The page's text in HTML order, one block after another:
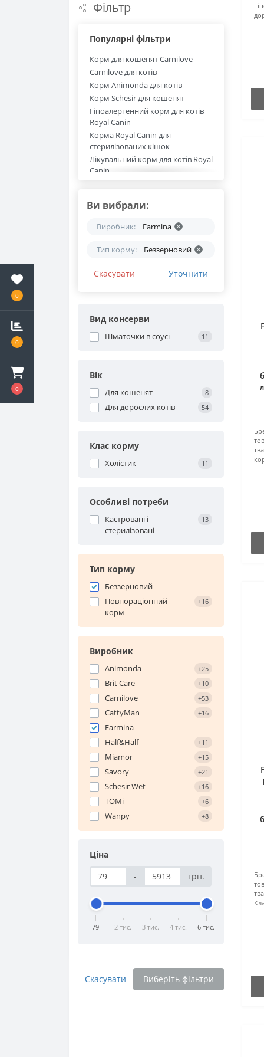
0
0
0
Іграшки
Шлеї та повідці
Наповнювачі
Вітаміни та добавки
Засоби для очистки кліток
Фільтр
Популярні фільтри
Корм для кошенят Carnilove
Carnilove для котів
Корм Animonda для котів
Корм Schesir для кошенят
Гіпоалергенний корм для котів
Royal Canin
Корма Royal Canin для
стерилізованих кішок
Лікувальний корм для котів Royal
Canin
Farmina корм для стерилізованих
Farmina беззерновий корм
Корм для кошенят Фарміна
Schesir корм для котів
Ви вибрали:
Виробник: Farmina
Тип корму: Беззерновий
Скасувати Уточнити
Вид консерви
Шматочки в соусі 11
Вік
Для кошенят 8
Для дорослих котів 54
Клас корму
Холістик 11
Особливі потреби
Кастровані і
стерилізовані
13
Тип корму
Беззерновий
Повнораціонний
корм
+16
Виробник
Animonda +25
Brit Care +10
Carnilove +53
CattyMan +16
Farmina
Half&Half
+11
Miamor +15
Savory +21
Schesir Wet +16
TOMi +6
Wanpy +8
Ціна
-
грн.
79 2 тис. 3 тис. 4 тис. 6 тис.
Скасувати Виберіть фільтри